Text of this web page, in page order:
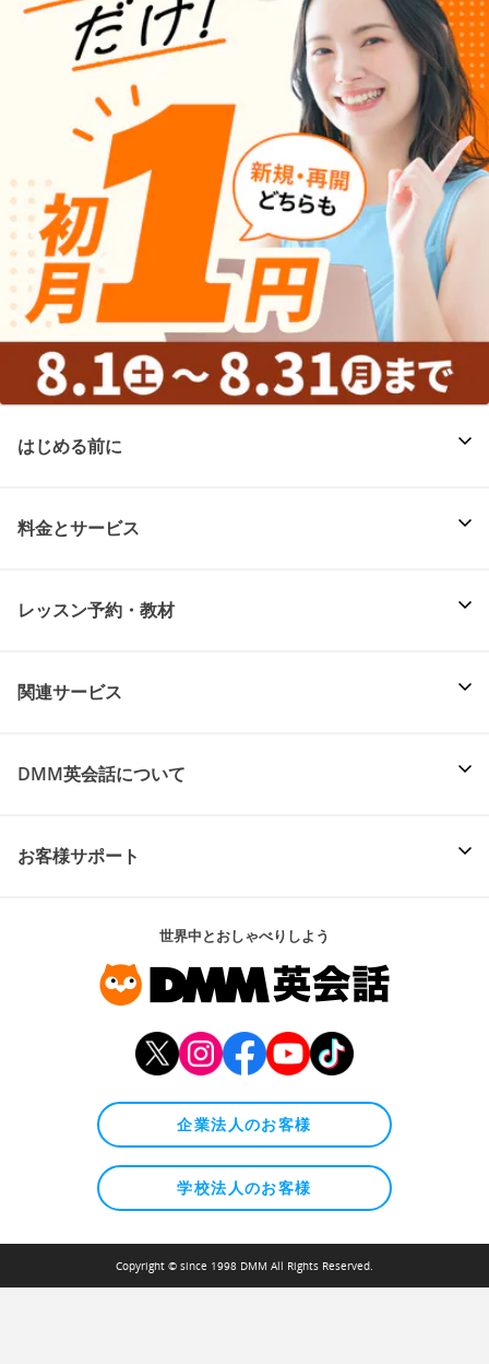
はじめる前に
料金とサービス
レッスン予約・教材
関連サービス
DMM英会話について
お客様サポート
世界中とおしゃべりしよう
企業法人のお客様
学校法人のお客様
Copyright © since 1998 DMM All Rights Reserved.